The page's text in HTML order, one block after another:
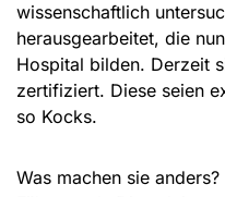
wissenschaftlich
herausgearbeitet, die
Hospital bilden. Derzeit
zertifiziert. Diese seien
so Kocks.
Was machen sie